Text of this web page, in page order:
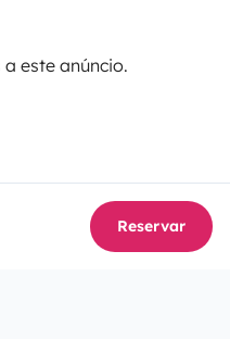
este anúncio.
Reservar